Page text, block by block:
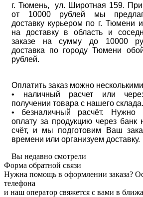
г. Тюмень, ул. Широтная 159. При
от 10000 рублей мы
доставку курьером по г. Тюмени
на доставку в область и
заказе на сумму до 10000
доставка по городу Тюмени
рублей.
Оплатить заказ можно
• наличный расчет или
получении товара с нашего склада.
• безналичный расчёт. Нужно
оплату за продукцию через
счёт, и мы подготовим Ваш
времени или организуем доставку.
Вы недавно смотрели
Форма обратной связи
Нужна помощь в оформлении заказа?
телефона
и наш оператор свяжется с вами в